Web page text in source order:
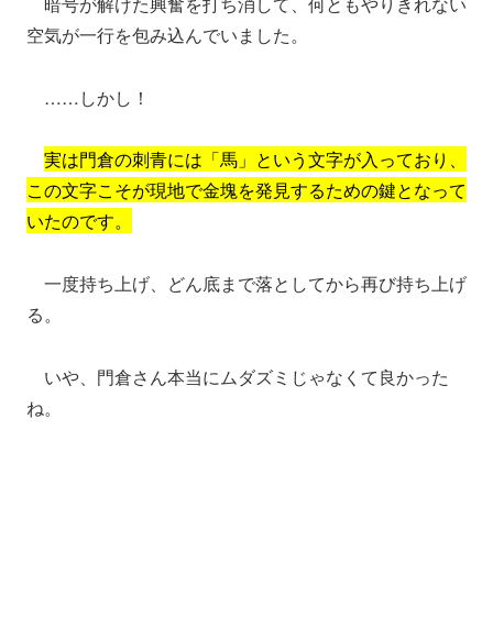
空気が一行を包み込んでいました。
……しかし！
実は門倉の刺青には「馬」という文字が入っており、
この文字こそが現地で金塊を発見するための鍵となって
いたのです。
一度持ち上げ、どん底まで落としてから再び持ち上げ
る。
いや、門倉さん本当にムダズミじゃなくて良かった
ね。